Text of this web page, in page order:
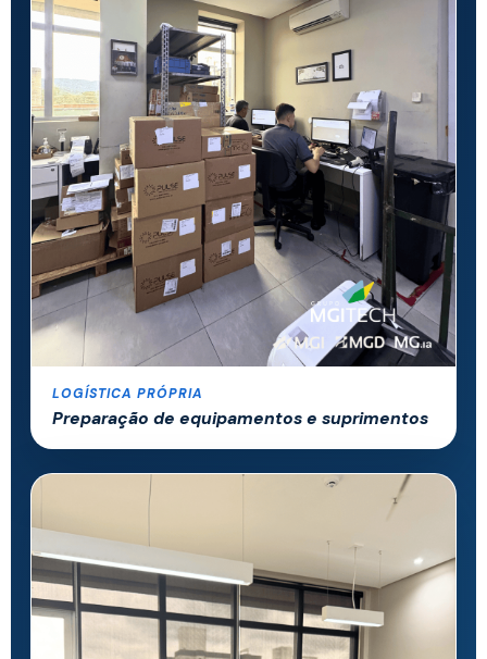
LOGÍSTICA PRÓPRIA
Preparação de equipamentos e suprimentos